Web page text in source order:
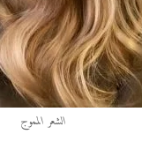
الشعر المموج